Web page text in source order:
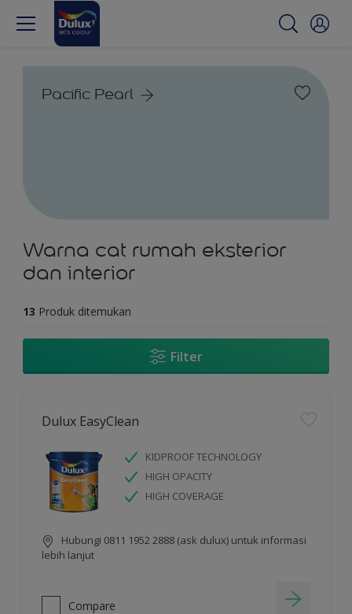
Pacific Pearl
Warna cat rumah eksterior
dan interior
13 Produk ditemukan
Filter
Dulux EasyClean
KIDPROOF TECHNOLOGY
HIGH OPACITY
HIGH COVERAGE
Hubungi 0811 1952 2888 (ask dulux) untuk informasi
lebih lanjut
Compare